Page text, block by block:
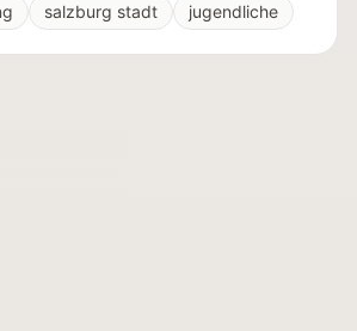
salzburg stadt jugendliche